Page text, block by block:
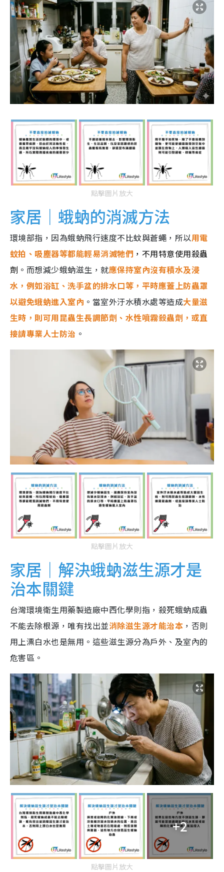
點擊圖片放大
家居｜蛾蚋的消滅方法
環境部指，因為蛾蚋飛行速度不比蚊與蒼蠅，所以用電
蚊拍、吸塵器等都能輕易消滅牠們 ，不用特意使用殺蟲
劑 。而想減少蛾蚋滋生，就應保持室內沒有積水及浸
水，例如浴缸、洗手盆的排水口等，平時應蓋上防蟲罩
以避免蛾蚋進入室內 。當室外汙水積水處等造成大量滋
生時，則可用昆蟲生長調節劑、水性噴霧殺蟲劑，或直
接請專業人士防治 。
點擊圖片放大
家居｜解決蛾蚋滋生源才是
治本關鍵
台灣環境衛生用藥製造廠中西化學則指，殺死蛾蚋成蟲
不能去除根源，唯有找出並消除滋生源才能治本 ，否則
用上漂白水也是無用。這些滋生源分為戶外、及室內的
危害區。
+2
點擊圖片放大